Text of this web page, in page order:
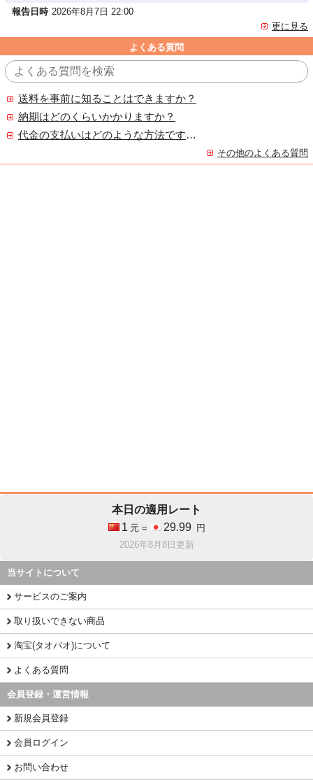
報告日時 2026年8月7日 22:00
更に見る
よくある質問
送料を事前に知ることはできますか？
納期はどのくらいかかりますか？
代金の支払いはどのような方法ですか？
その他のよくある質問
本日の適用レート
1 元 = 29.99
円
2026年8月8日更新
当サイトについて
サービスのご案内
取り扱いできない商品
淘宝(タオバオ)について
よくある質問
会員登録・運営情報
新規会員登録
会員ログイン
お問い合わせ